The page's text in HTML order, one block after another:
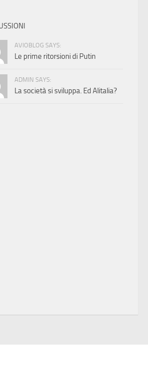
AVIOBLOG SAYS:
Le prime ritorsioni di Putin
ADMIN SAYS:
La società si sviluppa. Ed Alitalia?